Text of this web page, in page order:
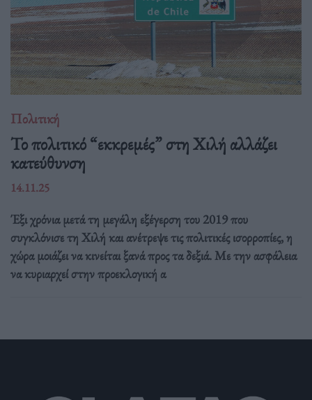
Πολιτική
Το πολιτικό “εκκρεμές” στη Χιλή αλλάζει
κατεύθυνση
14.11.25
Έξι χρόνια μετά τη μεγάλη εξέγερση του 2019 που
συγκλόνισε τη Χιλή και ανέτρεψε τις πολιτικές ισορροπίες, η
χώρα μοιάζει να κινείται ξανά προς τα δεξιά. Με την ασφάλεια
να κυριαρχεί στην προεκλογική α